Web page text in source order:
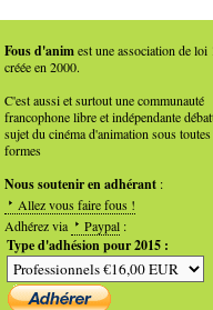
Fous d'animest une association de loi
créée en 2000.
C'est aussi et surtout une communauté
francophone libre et indépendante
sujet du cinéma d'animation sous toutes
formes
Nous soutenir en adhérant :
Allez vous faire fous !
Adhérez via
Paypal :
Type d'adhésion pour 2015 :